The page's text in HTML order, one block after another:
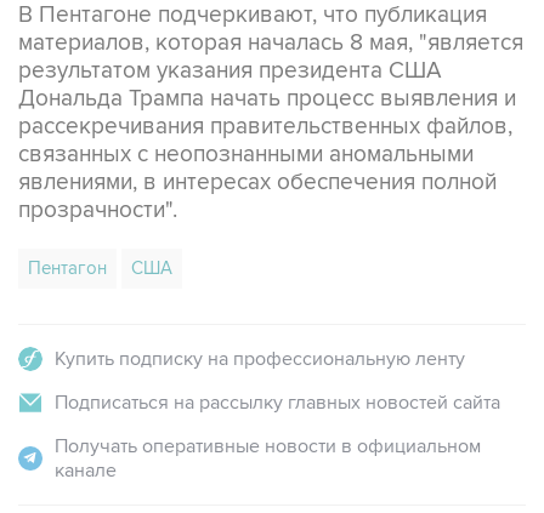
В Пентагоне подчеркивают, что публикация
материалов, которая началась 8 мая, "является
результатом указания президента США
Дональда Трампа начать процесс выявления и
рассекречивания правительственных файлов,
связанных с неопознанными аномальными
явлениями, в интересах обеспечения полной
прозрачности".
Пентагон США
Купить подписку на профессиональную ленту
Подписаться на рассылку главных новостей сайта
Получать оперативные новости в официальном
канале